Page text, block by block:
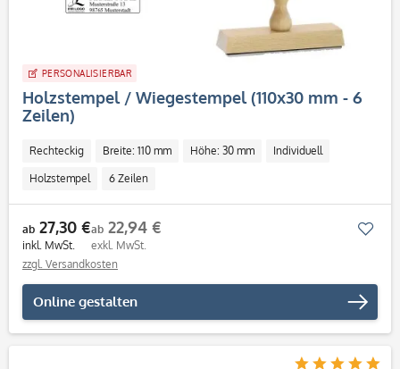
PERSONALISIERBAR
Holzstempel / Wiegestempel (110x30 mm - 6
Zeilen)
Rechteckig Breite: 110 mm Höhe: 30 mm Individuell
Holzstempel 6 Zeilen
ab 27,30 €
inkl. MwSt.
ab 22,94 €
exkl. MwSt.
zzgl. Versandkosten
Online gestalten